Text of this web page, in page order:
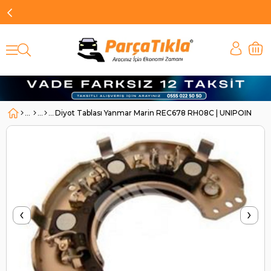
Diyot Tablası Yanmar Marin REC678 RH08C | UNIPOINT
‹ ›